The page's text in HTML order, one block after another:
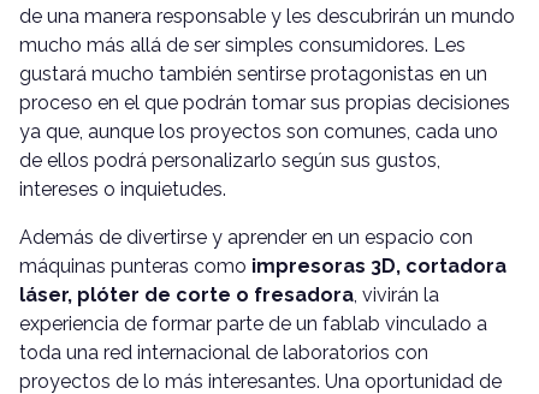
de una manera responsable y les descubrirán un mundo
mucho más allá de ser simples consumidores. Les
gustará mucho también sentirse protagonistas en un
proceso en el que podrán tomar sus propias decisiones
ya que, aunque los proyectos son comunes, cada uno
de ellos podrá personalizarlo según sus gustos,
intereses o inquietudes.
Además de divertirse y aprender en un espacio con
máquinas punteras como impresoras 3D, cortadora
láser, plóter de corte o fresadora , vivirán la
experiencia de formar parte de un fablab vinculado a
toda una red internacional de laboratorios con
proyectos de lo más interesantes. Una oportunidad de